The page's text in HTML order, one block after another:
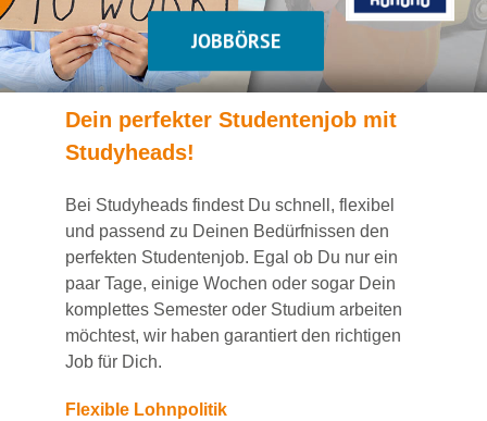
JOBBÖRSE
Dein perfekter Studentenjob mit
Studyheads!
Bei Studyheads findest Du schnell, flexibel
und passend zu Deinen Bedürfnissen den
perfekten Studentenjob. Egal ob Du nur ein
paar Tage, einige Wochen oder sogar Dein
komplettes Semester oder Studium arbeiten
möchtest, wir haben garantiertden richtigen
Job für Dich.
Flexible Lohnpolitik